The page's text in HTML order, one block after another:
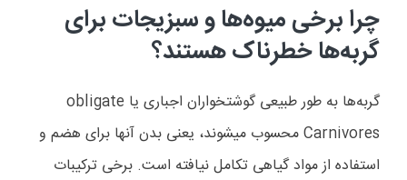
چرا برخی میوه‌ها و سبزیجات برای
گربه‌ها خطرناک هستند؟
گربه‌ها به طور طبیعی گوشتخواران اجباری یا obligate
Carnivores محسوب میشوند، یعنی بدن آنها برای هضم و
استفاده از مواد گیاهی تکامل نیافته است. برخی ترکیبات